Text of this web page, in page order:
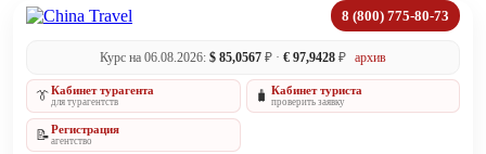
8 (800) 775-80-73
Курс на 06.08.2026: $ 85,0567 ₽ · € 97,9428 ₽ архив
👔Кабинет турагента
для турагентств 🧳 Кабинет туриста
проверить заявку
📝Регистрация
агентство